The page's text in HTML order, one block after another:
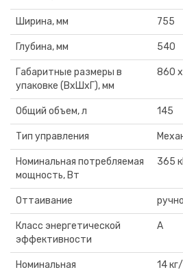
Ширина, мм 755
Глубина, мм 540
Габаритные размеры в
упаковке (ВхШхГ), мм
860
Общий объем, л 145
Тип управления
Номинальная потребляемая
мощность, Вт
365
Оттаивание
Класс энергетической
эффективности
А
Номинальная
14